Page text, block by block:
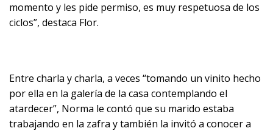
momento y les pide permiso, es muy respetuosa de los
ciclos”, destaca Flor.
Entre charla y charla, a veces “tomando un vinito hecho
por ella en la galería de la casa contemplando el
atardecer”, Norma le contó que su marido estaba
trabajando en la zafra y también la invitó a conocer a